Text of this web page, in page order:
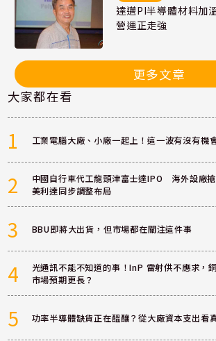
達邁PI半導體材料加
營運正走強
更多文章
大家都在看
1 工業電腦大廠、小廠一起上！這一波有沒有機
2
中國自行車代工龍頭津富士達IPO 海外設廠搶
美利達同步調整布局
3 BBU即將大出貨，但市場都在關注這件事
4
光通訊不能不知道的事！InP 雷射供不應求，
市場預期更長？
5 功率半導體缺貨正在醞釀？從大廠資本支出看